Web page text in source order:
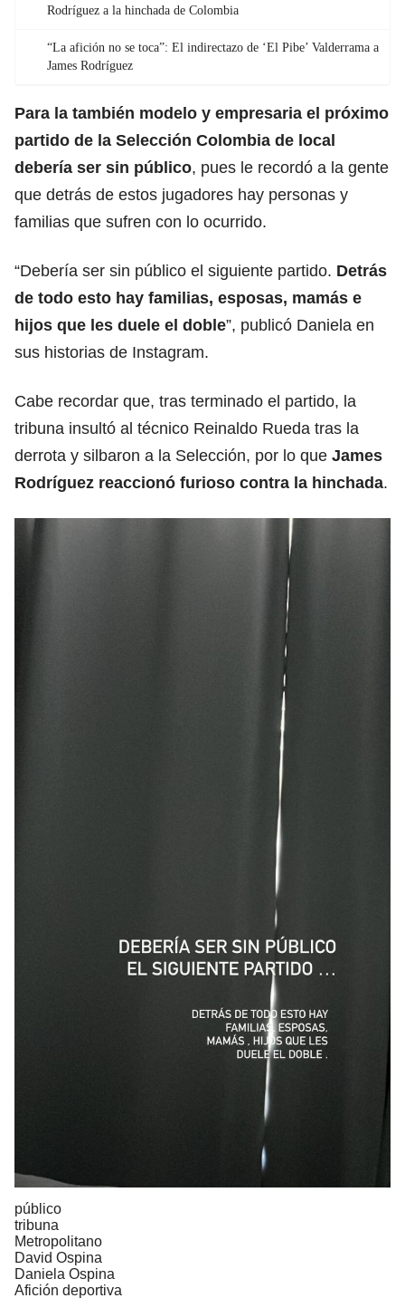
Rodríguez a la hinchada de Colombia
“La afición no se toca”: El indirectazo de ‘El Pibe’ Valderrama a
James Rodríguez
Para la también modelo y empresaria el próximo
partido de la Selección Colombia de local
debería ser sin público, pues le recordó a la gente
que detrás de estos jugadores hay personas y
familias que sufren con lo ocurrido.
“Debería ser sin público el siguiente partido. Detrás
de todo esto hay familias, esposas, mamás e
hijos que les duele el doble”, publicó Daniela en
sus historias de Instagram.
Cabe recordar que, tras terminado el partido, la
tribuna insultó al técnico Reinaldo Rueda tras la
derrota y silbaron a la Selección, por lo que James
Rodríguez reaccionó furioso contra la hinchada.
público
tribuna
Metropolitano
David Ospina
Daniela Ospina
Afición deportiva